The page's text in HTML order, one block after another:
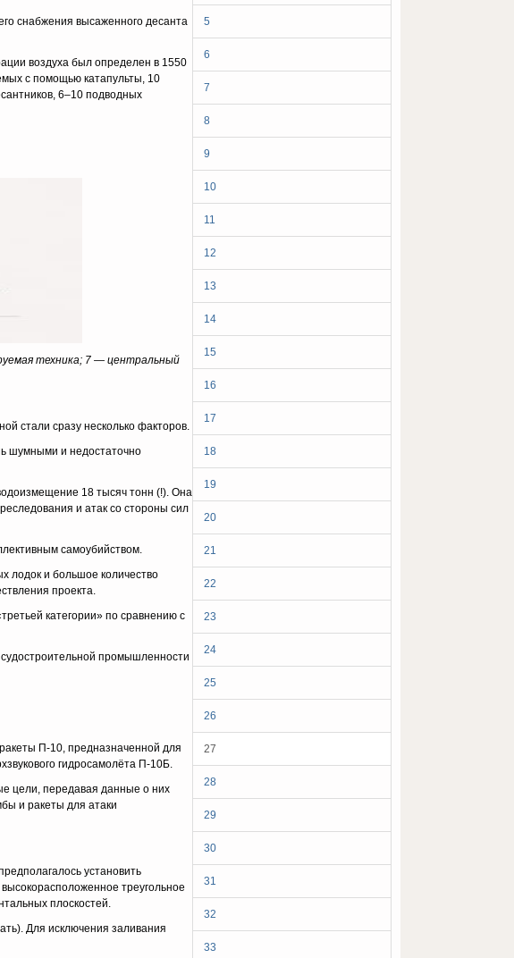
5
6
7
8
9
10
11
12
13
14
15
16
17
18
19
20
21
22
23
24
25
26
27
28
29
30
31
32
33
снабжения высаженного десанта
воздуха был определен в 1550
с помощью катапульты, 10
6–10 подводных
техника; 7 — центральный
стали сразу несколько факторов.
шумными и недостаточно
18 тысяч тонн (!). Она
и атак со стороны сил
самоубийством.
лодок и большое количество
проекта.
категории» по сравнению с
промышленности
П-10, предназначенной для
гидросамолёта П-10Б.
цели, передавая данные о них
и ракеты для атаки
установить
треугольное
плоскостей.
Для исключения заливания